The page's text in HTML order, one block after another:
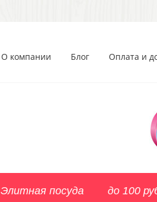
О компании Блог Оплата и
Элитная посуда до 100